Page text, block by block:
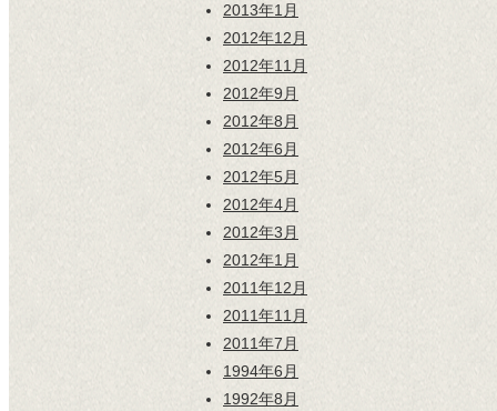
2013年1月
2012年12月
2012年11月
2012年9月
2012年8月
2012年6月
2012年5月
2012年4月
2012年3月
2012年1月
2011年12月
2011年11月
2011年7月
1994年6月
1992年8月